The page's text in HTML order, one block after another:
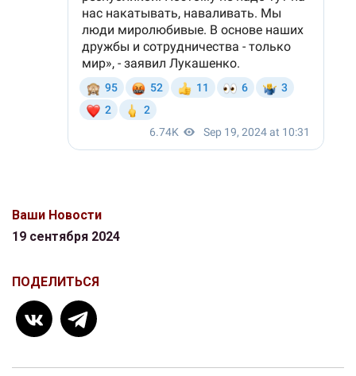
Ваши Новости
19 сентября 2024
ПОДЕЛИТЬСЯ